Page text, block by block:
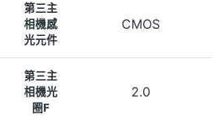
第三主
相機感
光元件
CMOS
第三主
相機光
圈F
2.0